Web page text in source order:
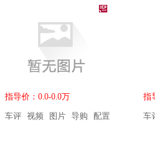
指导价：0.0-0.0万
车评 视频 图片 导购 配置
指
车